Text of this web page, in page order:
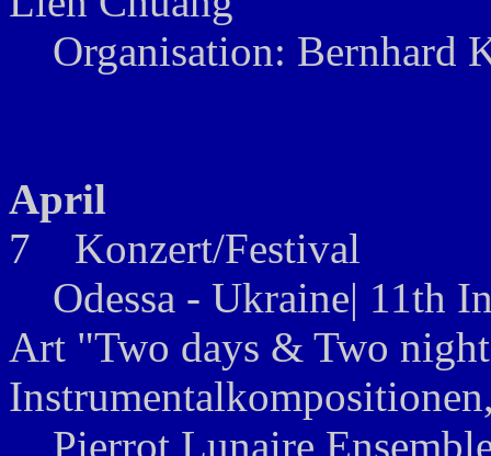
Organisation: Bernhard
April
7 Konzert/Festival
Odessa - Ukraine| 11th
Art "Two days & Two
Pierrot Lunaire